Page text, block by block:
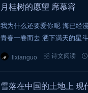
月桂树的愿望 席慕容
我为什么还要爱你呢 海已经
青春一卷而去 洒下满天的星
lixianguo 诗文阅读
雪落在中国的土地上 现